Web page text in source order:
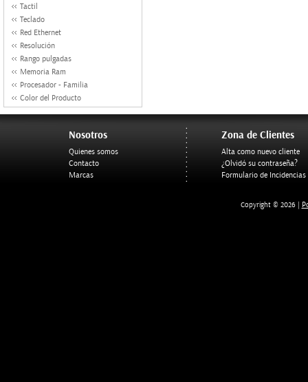
Tactil
Teclado
Red Ethernet
Resolución
Rango pulgadas
Memoria Ram
Procesador - Familia
Color del Producto
Nosotros
Quienes somos
Contacto
Marcas
Zona de Clientes
Alta como nuevo cliente
¿Olvidó su contraseña?
Formulario de Incidencias
Copyright © 2026 |